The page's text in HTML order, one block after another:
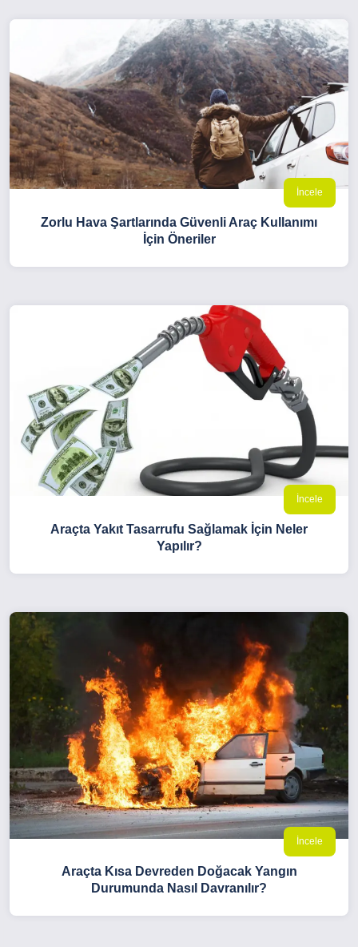
İncele
Zorlu Hava Şartlarında Güvenli Araç Kullanımı
İçin Öneriler
İncele
Araçta Yakıt Tasarrufu Sağlamak İçin Neler
Yapılır?
İncele
Araçta Kısa Devreden Doğacak Yangın
Durumunda Nasıl Davranılır?